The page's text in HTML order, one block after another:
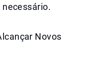
Novos